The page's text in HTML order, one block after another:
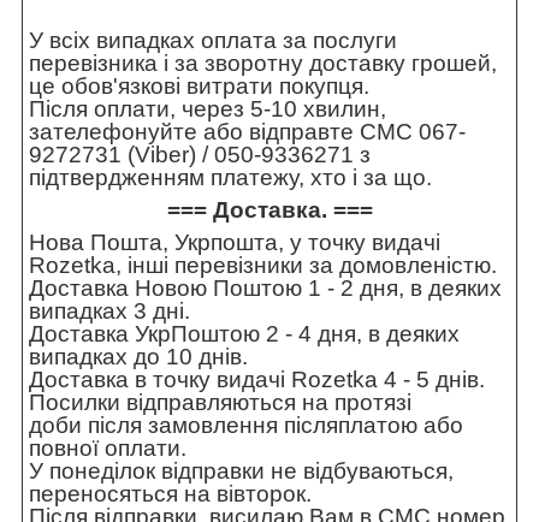
У всіх випадках оплата за послуги
перевізника і за зворотну доставку грошей,
це обов'язкові витрати покупця.
Після оплати, через 5-10 хвилин,
зателефонуйте або відправте СМС 067-
9272731 (Viber) / 050-9336271 з
підтвердженням платежу, хто і за що.
=== Доставка. ===
Нова Пошта, Укрпошта, у точку видачі
Rozetka, інші перевізники за домовленістю.
Доставка Новою Поштою 1 - 2 дня, в деяких
випадках 3 дні.
Доставка УкрПоштою 2 - 4 дня, в деяких
випадках до 10 днів.
Доставка в точку видачі Rozetka 4 - 5 днів.
Посилки відправляються на протязі
доби після замовлення післяплатою або
повної оплати.
У понеділок відправки не відбуваються,
переносяться на вівторок.